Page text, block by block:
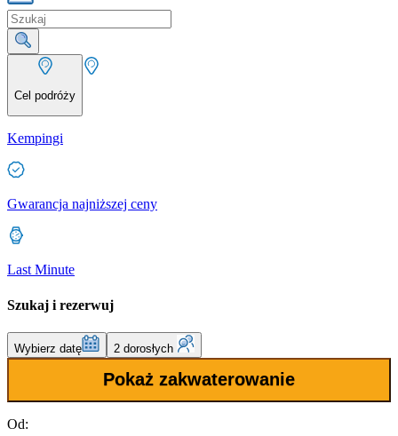
Cel podróży
Kempingi
Gwarancja najniższej ceny
Last Minute
Szukaj i rezerwuj
Wybierz datę 2 dorosłych
Pokaż zakwaterowanie
Od: